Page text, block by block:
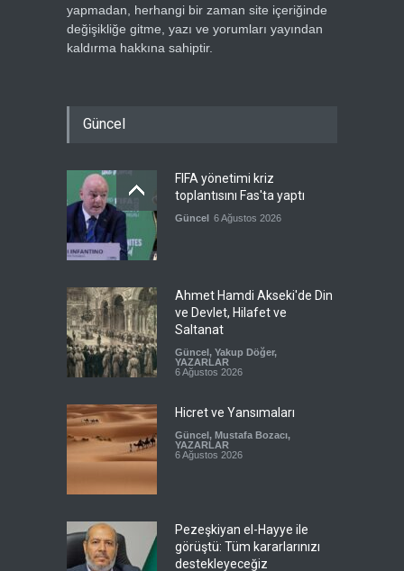
yapmadan, herhangi bir zaman site içeriğinde
değişikliğe gitme, yazı ve yorumları yayından
kaldırma hakkına sahiptir.
Güncel
FIFA yönetimi kriz
toplantısını Fas'ta yaptı
Güncel 6 Ağustos 2026
Ahmet Hamdi Akseki'de Din
ve Devlet, Hilafet ve
Saltanat
Güncel , Yakup Döğer,
YAZARLAR
6 Ağustos 2026
Hicret ve Yansımaları
Güncel , Mustafa Bozacı,
YAZARLAR
6 Ağustos 2026
Pezeşkiyan el-Hayye ile
görüştü: Tüm kararlarınızı
destekleyeceğiz